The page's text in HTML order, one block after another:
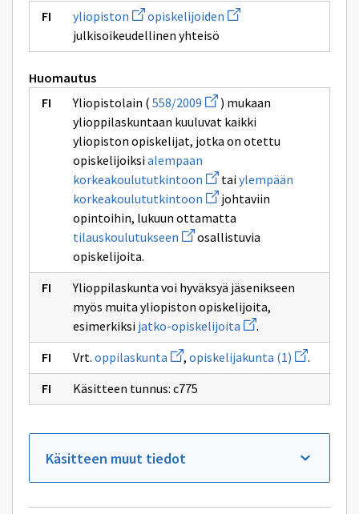
yliopiston Avaa
uuden
ikkunan
sivulle
opiskelijoiden Avaa
uuden
sivulle
julkisoikeudellinen yhteisö
Huomautus
Yliopistolain ( 558/2009 Avaa
uuden
ikkunan
sivulle
558/2009
) mukaan
ylioppilaskuntaan kuuluvat kaikki
yliopiston opiskelijat, jotka on otettu
opiskelijoiksialempaan
korkeakoulututkintoon Avaa
uuden
ikkunan
sivulle
alempaan
korkeakoulututkintoon
taiylempään
korkeakoulututkintoon Avaa
uuden
ikkunan
sivulle
ylempään
johtaviin
opintoihin, lukuun ottamatta
tilauskoulutukseen Avaa
uuden
sivulle
tilauskoulutukseen
osallistuvia
opiskelijoita.
Ylioppilaskunta voi hyväksyä jäsenikseen
myös muita yliopiston opiskelijoita,
esimerkiksi jatko-opiskelijoita Avaa
uuden
ikkunan
sivulle
jatko-
.
Vrt. oppilaskunta Avaa
uuden
ikkunan
sivulle
oppilaskunta
, opiskelijakunta (1) Avaa
uuden
ikkunan
.
Käsitteen tunnus: c775
Käsitteen muut tiedot